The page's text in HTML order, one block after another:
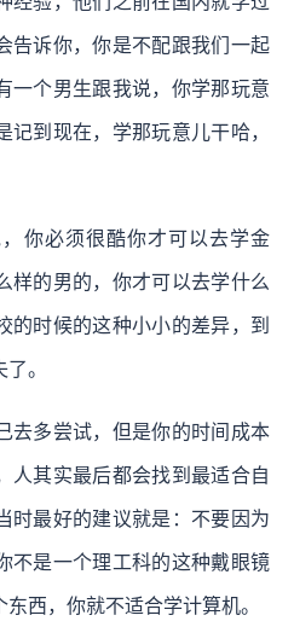
告诉你，你是不配跟我们一起
一个男生跟我说，你学那玩意
记到现在，学那玩意儿干哈，
你必须很酷你才可以去学金
样的男的，你才可以去学什么
的时候的这种小小的差异，到
。
去多尝试，但是你的时间成本
人其实最后都会找到最适合自
时最好的建议就是：不要因为
不是一个理工科的这种戴眼镜
西，你就不适合学计算机。